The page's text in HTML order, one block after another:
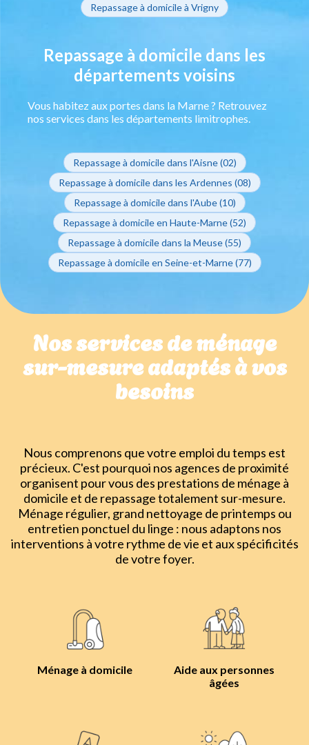
Repassage à domicile à Vrigny
Repassage à domicile dans les
départements voisins
Vous habitez aux portes dans la Marne ? Retrouvez
nos services dans les départements limitrophes.
Repassage à domicile dans l'Aisne (02)
Repassage à domicile dans les Ardennes (08)
Repassage à domicile dans l'Aube (10)
Repassage à domicile en Haute-Marne (52)
Repassage à domicile dans la Meuse (55)
Repassage à domicile en Seine-et-Marne (77)
Nos services de ménage
sur-mesure adaptés à vos
besoins
Nous comprenons que votre emploi du temps est
précieux. C'est pourquoi nos agences de proximité
organisent pour vous des prestations de ménage à
domicile et de repassage totalement sur-mesure.
Ménage régulier, grand nettoyage de printemps ou
entretien ponctuel du linge : nous adaptons nos
interventions à votre rythme de vie et aux spécificités
de votre foyer.
Ménage à domicile
Aide aux personnes
âgées